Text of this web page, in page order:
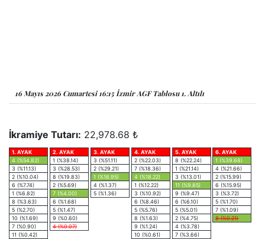
16 Mayıs 2026 Cumartesi 16:15 İzmir AGF Tablosu 1. Altılı
İkramiye Tutarı: 22,978.68 ₺
1. AYAK
4 (%54.82)
3 (%11.13)
2 (%10.04)
6 (%7.74)
1 (%6.82)
8 (%3.63)
5 (%2.70)
10 (%1.69)
7 (%0.90)
11 (%0.42)
2. AYAK
1 (%38.14)
3 (%28.53)
8 (%19.83)
2 (%5.69)
7 (%4.00)
6 (%1.68)
5 (%1.47)
9 (%0.60)
4 (%0.07)
3. AYAK
3 (%51.11)
2 (%29.21)
1 (%16.95)
4 (%1.37)
5 (%1.36)
4. AYAK
2 (%22.03)
7 (%18.36)
4 (%18.22)
1 (%12.22)
3 (%10.92)
6 (%8.46)
5 (%5.76)
8 (%1.63)
9 (%1.24)
10 (%0.61)
5. AYAK
8 (%22.24)
1 (%21.14)
3 (%13.01)
11 (%9.85)
9 (%9.47)
6 (%6.10)
5 (%5.01)
2 (%4.75)
4 (%3.78)
7 (%3.66)
6. AYAK
1 (%39.68)
4 (%21.66)
2 (%15.99)
6 (%15.95)
3 (%3.72)
5 (%1.70)
7 (%1.09)
8 (%0.21)